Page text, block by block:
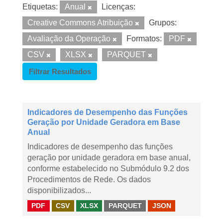
Etiquetas: Anual
Licenças:
Creative Commons Atribuição
Grupos:
Avaliação da Operação
Formatos:
PDF
CSV
XLSX
PARQUET
Filtrar Resultados
Indicadores de Desempenho das Funções
Geração por Unidade Geradora em Base
Anual
Indicadores de desempenho das funções
geração por unidade geradora em base anual,
conforme estabelecido no Submódulo 9.2 dos
Procedimentos de Rede. Os dados
disponibilizados...
PDF CSV XLSX PARQUET JSON